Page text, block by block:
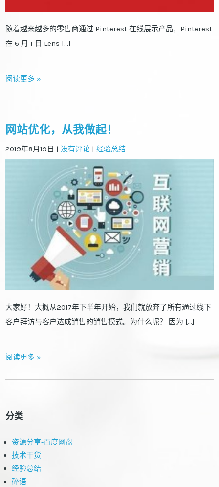
随着越来越多的零售商通过 Pinterest 在线展示产品，Pinterest
在 6 月 1 日 Lens […]
阅读更多 »
网站优化，从我做起！
2019年8月19日 |没有评论 |经验总结
大家好！大概从2017年下半年开始，我们就放弃了所有通过线下
客户拜访与客户达成销售的销售模式。为什么呢？ 因为 […]
阅读更多 »
分类
资源分享-百度网盘
技术干货
经验总结
碎语